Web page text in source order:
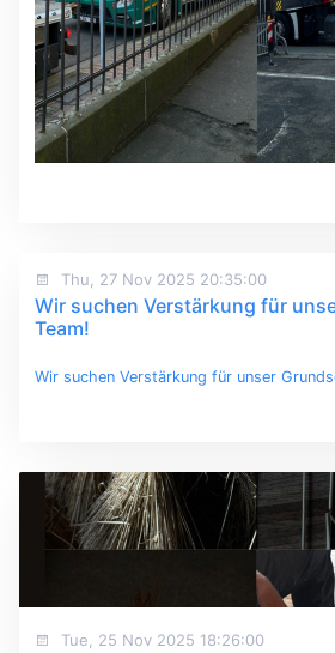
Thu, 27 Nov 2025 20:35:00
Wir suchen Verstärkung für
Team!
Wir suchen Verstärkung für unser
Tue, 25 Nov 2025 18:26:00